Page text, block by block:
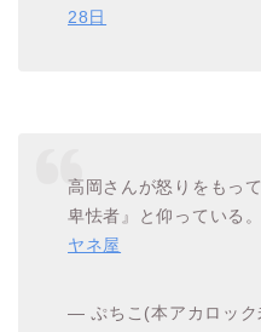
28日
高岡さんが怒りをもっ
卑怯者』と仰っている
ヤネ屋
— ぷちこ(本アカロッ